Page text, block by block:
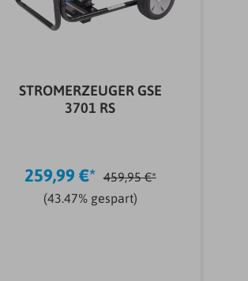
STROMERZEUGER GSE
3701 RS
259,99 €* 459,95 €*
(43.47% gespart)